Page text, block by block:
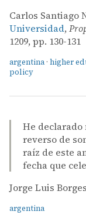
Carlos Santiago
Universidad,
1209, pp. 130-131
argentina· higher
policy
He declarado
reverso de
raíz de este
fecha que
Jorge Luis
argentina